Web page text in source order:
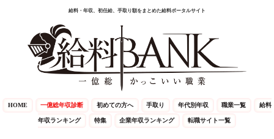
給料・年収、初任給、手取り額をまとめた給料ポータルサイト
HOME 一億総年収診断 初めての方へ 手取り 年代別年収 職業一覧 給料
年収ランキング 特集 企業年収ランキング 転職サイト一覧